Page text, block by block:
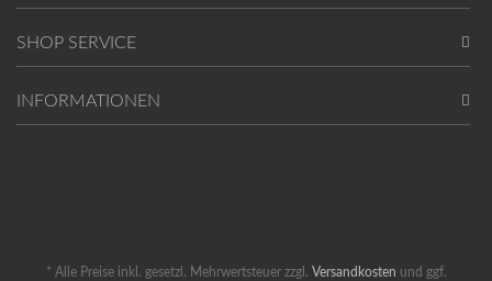
SHOP SERVICE
INFORMATIONEN
* Alle Preise inkl. gesetzl. Mehrwertsteuer zzgl. Versandkosten und ggf.